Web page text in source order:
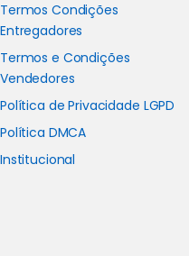
Termos Condições
Entregadores
Termos e Condições
Vendedores
Política de Privacidade LGPD
Política DMCA
Institucional